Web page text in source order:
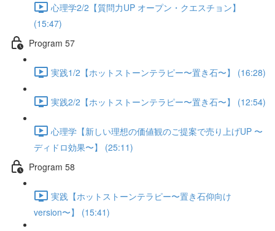
心理学2/2【質問力UP オープン・クエスチョン】
(15:47)
Program 57
実践1/2【ホットストーンテラピー〜置き石〜】 (16:28)
実践2/2【ホットストーンテラピー〜置き石〜】 (12:54)
心理学【新しい理想の価値観のご提案で売り上げUP 〜
ディドロ効果〜】 (25:11)
Program 58
実践【ホットストーンテラピー〜置き石仰向け
version〜】 (15:41)